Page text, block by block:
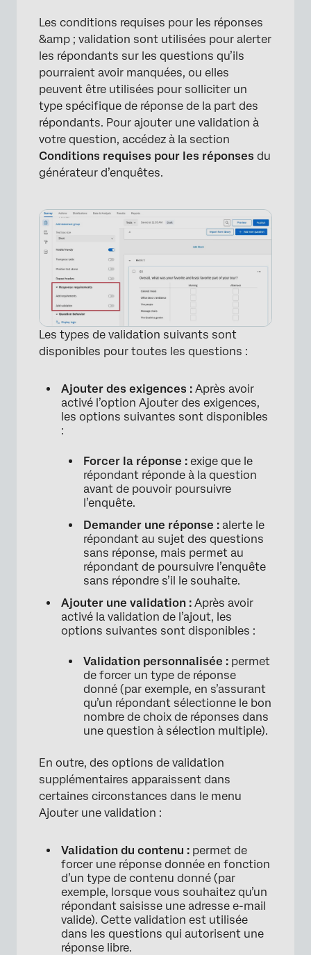
Validation du contenu
Clarté des réponses Validation
Exemple de validation du contenu :
utilisation de codes postaux pour rechercher
la ville et l’État
Validation personnalisée
Messages de validation personnalisée
Conditions requises pour les réponses et
validation dans différents types de projets
FAQs
Les conditions requises pour les réponses
&amp ; validation sont utilisées pour alerter
les répondants sur les questions qu’ils
pourraient avoir manquées, ou elles
peuvent être utilisées pour solliciter un
type spécifique de réponse de la part des
répondants. Pour ajouter une validation à
votre question, accédez à la section
Conditions requises pour les réponses du
générateur d’enquêtes.
×
Les types de validation suivants sont
disponibles pour toutes les questions :
Ajouter des exigences : Après avoir
activé l’option Ajouter des exigences,
les options suivantes sont disponibles
:
Forcer la réponse : exige que le
répondant réponde à la question
avant de pouvoir poursuivre
l’enquête.
Demander une réponse : alerte le
répondant au sujet des questions
sans réponse, mais permet au
répondant de poursuivre l’enquête
sans répondre s’il le souhaite.
Ajouter une validation : Après avoir
activé la validation de l’ajout, les
options suivantes sont disponibles :
Validation personnalisée : permet
de forcer un type de réponse
donné (par exemple, en s’assurant
qu’un répondant sélectionne le bon
nombre de choix de réponses dans
une question à sélection multiple).
En outre, des options de validation
supplémentaires apparaissent dans
certaines circonstances dans le menu
Ajouter une validation :
Validation du contenu : permet de
forcer une réponse donnée en fonction
d’un type de contenu donné (par
exemple, lorsque vous souhaitez qu’un
répondant saisisse une adresse e-mail
valide). Cette validation est utilisée
dans les questions qui autorisent une
réponse libre.